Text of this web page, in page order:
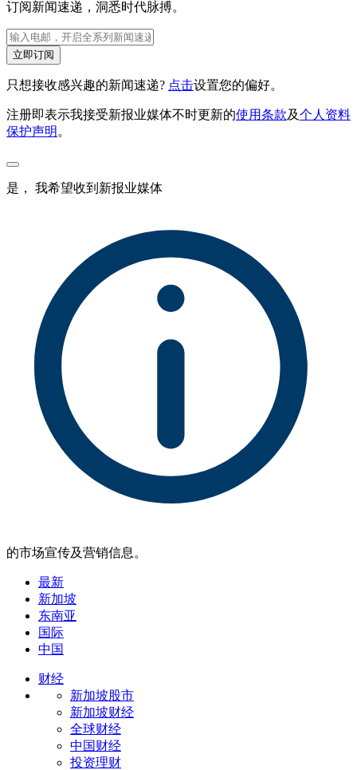
订阅新闻速递，洞悉时代脉搏。
立即订阅
只想接收感兴趣的新闻速递? 点击设置您的偏好。
注册即表示我接受新报业媒体不时更新的使用条款及个人资料
保护声明 。
是， 我希望收到新报业媒体
的市场宣传及营销信息。
最新
新加坡
东南亚
国际
中国
财经
新加坡股市
新加坡财经
全球财经
中国财经
投资理财